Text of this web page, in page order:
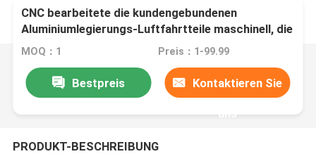
CNC bearbeitete die kundengebundenen
Aluminiumlegierungs-Luftfahrtteile maschinell, die
durch Seeverschiffen geliefert wurden
MOQ：1 Preis：1-99.99
Bestpreis Kontaktieren Sie
uns
PRODUKT-BESCHREIBUNG